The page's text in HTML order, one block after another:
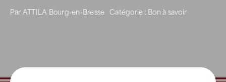
Par ATTILA Bourg-en-Bresse Catégorie : Bon à savoir